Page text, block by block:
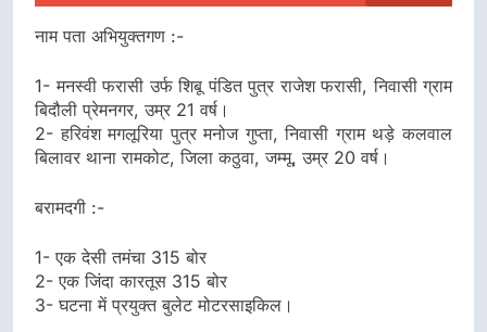
नाम पता अभियुक्तगण :-
1- मनस्वी फरासी उर्फ शिबू पंडित पुत्र राजेश फरासी, निवासी ग्राम
बिदौली प्रेमनगर, उम्र 21 वर्ष।
2- हरिवंश मगलूरिया पुत्र मनोज गुप्ता, निवासी ग्राम थड़े कलवाल
बिलावर थाना रामकोट, जिला कठुवा, जम्मू, उम्र 20 वर्ष।
बरामदगी :-
1- एक देसी तमंचा 315 बोर
2- एक जिंदा कारतूस 315 बोर
3- घटना में प्रयुक्त बुलेट मोटरसाइकिल।